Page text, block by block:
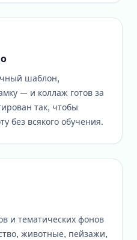
шаблон,
— и коллаж готов за
так, чтобы
без всякого обучения.
и тематических фонов
животные, пейзажи,